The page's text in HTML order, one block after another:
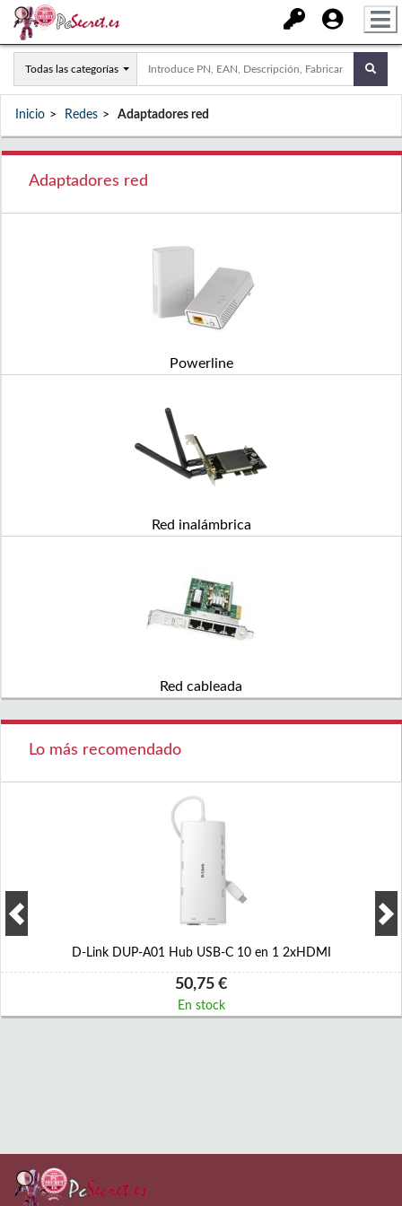
Todas las categorías
Inicio Redes Adaptadores red
Adaptadores red
Powerline
Red inalámbrica
Red cableada
Lo más recomendado
D-Link DUP-A01 Hub USB-C 10 en 1 2xHDMI
50,75 €
En stock